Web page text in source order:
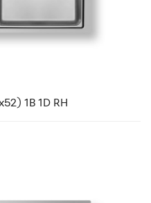
1B 1D RH